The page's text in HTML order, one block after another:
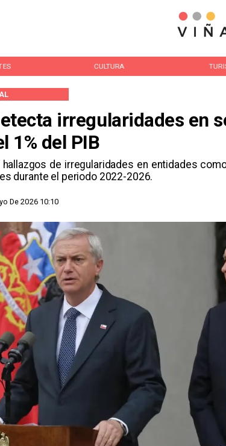
CULTURA
irregularidades en
1% del PIB
hallazgos de irregularidades en entidades
durante el periodo 2022-2026.
De 2026 10:10